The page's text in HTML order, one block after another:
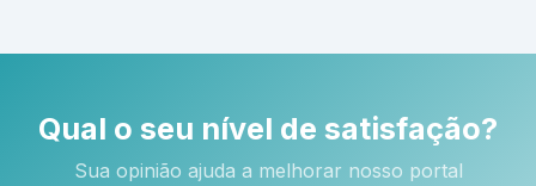
Qual o seu nível de satisfação?
Sua opinião ajuda a melhorar nosso portal